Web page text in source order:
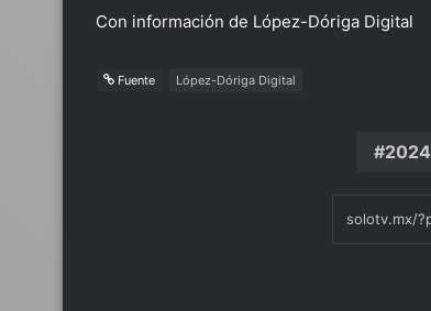
Con información de López-Dóriga Digital
Fuente López-Dóriga Digital
2024